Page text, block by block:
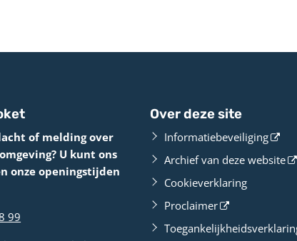
of melding over
U kunt ons
onze openingstijden
99
Over deze site
Informatiebeveiliging
Archief van deze website
Cookieverklaring
Proclaimer